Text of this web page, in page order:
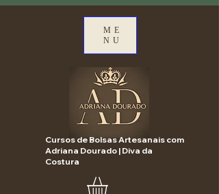
ME
NU
Cursos de Bolsas Artesanais com
Adriana Dourado | Diva da
Costura